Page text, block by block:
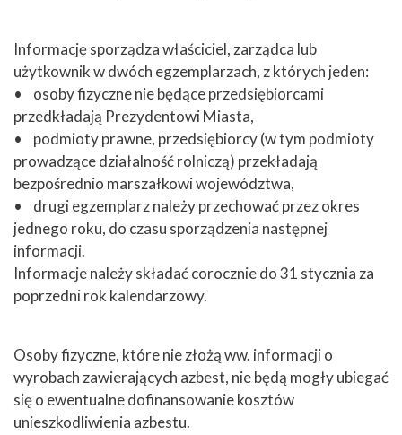
Informację sporządza właściciel, zarządca lub
użytkownik w dwóch egzemplarzach, z których jeden:
• osoby fizyczne nie będące przedsiębiorcami
przedkładają Prezydentowi Miasta,
• podmioty prawne, przedsiębiorcy (w tym podmioty
prowadzące działalność rolniczą) przekładają
bezpośrednio marszałkowi województwa,
• drugi egzemplarz należy przechować przez okres
jednego roku, do czasu sporządzenia następnej
informacji.
Informacje należy składać corocznie do 31 stycznia za
poprzedni rok kalendarzowy.
Osoby fizyczne, które nie złożą ww. informacji o
wyrobach zawierających azbest, nie będą mogły ubiegać
się o ewentualne dofinansowanie kosztów
unieszkodliwienia azbestu.